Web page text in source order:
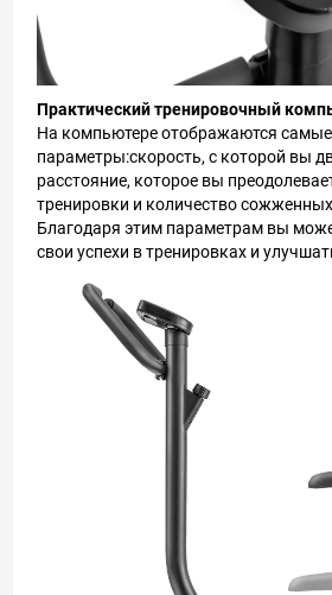
Практический тренировочный
На компьютере отображаются
параметры:скорость, с которой вы
расстояние, которое вы
тренировки и количество
Благодаря этим параметрам вы
свои успехи в тренировках и